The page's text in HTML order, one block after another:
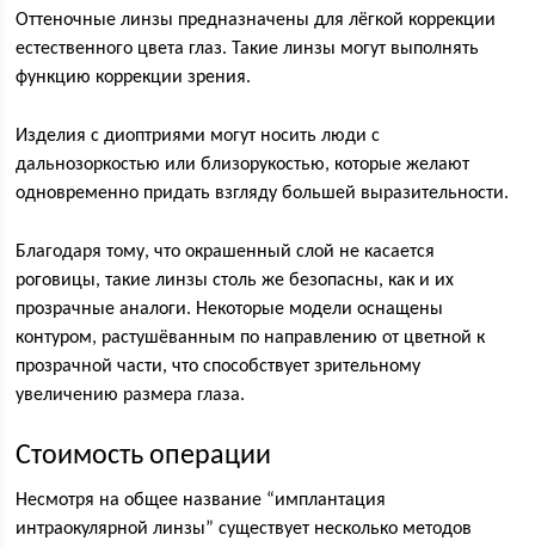
Оттеночные линзы предназначены для лёгкой коррекции
естественного цвета глаз. Такие линзы могут выполнять
функцию коррекции зрения.
Изделия с диоптриями могут носить люди с
дальнозоркостью или близорукостью, которые желают
одновременно придать взгляду большей выразительности.
Благодаря тому, что окрашенный слой не касается
роговицы, такие линзы столь же безопасны, как и их
прозрачные аналоги. Некоторые модели оснащены
контуром, растушёванным по направлению от цветной к
прозрачной части, что способствует зрительному
увеличению размера глаза.
Стоимость операции
Несмотря на общее название “имплантация
интраокулярной линзы” существует несколько методов